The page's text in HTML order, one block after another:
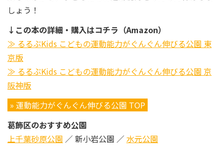
しょう！
↓この本の詳細・購入はコチラ（Amazon）
≫ るるぶKids こどもの運動能力がぐんぐん伸びる公園 東
京版
≫ るるぶKids こどもの運動能力がぐんぐん伸びる公園 京
阪神版
» 運動能力がぐんぐん伸びる公園 TOP
葛飾区のおすすめ公園
上千葉砂原公園 ／ 新小岩公園 ／水元公園